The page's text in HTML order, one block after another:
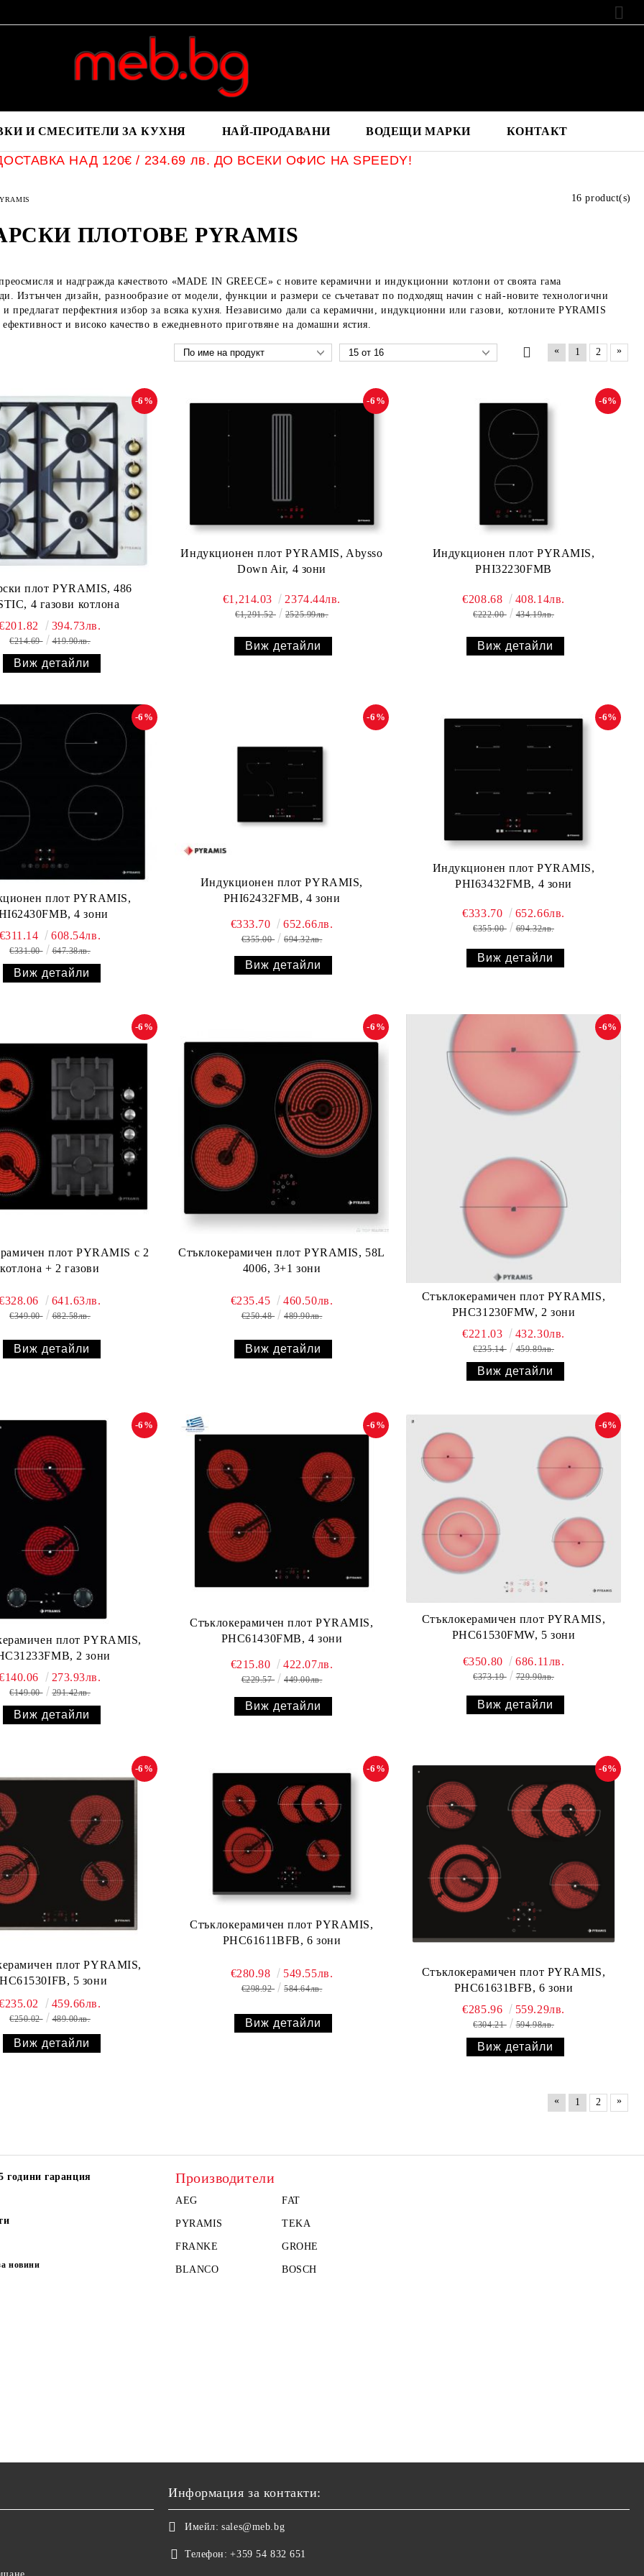
И СМЕСИТЕЛИ ЗА КУХНЯ НАЙ-ПРОДАВАНИ ВОДЕЩИ МАРКИ КОНТАКТ
НАД 120€ / 234.69 лв. ДО ВСЕКИ ОФИС НА SPEEDY!
ПЛОТОВЕ PYRAMIS
и надгражда качеството «MADE IN GREECE» с новите керамични и индукционни котлони от своята гама
Изтънчен дизайн, разнообразие от модели, функции и размери се съчетават по подходящ начин с най-новите технологични
и предлагат перфектния избор за всяка кухня. Независимо дали са керамични, индукционни или газови, котлоните PYRAMIS
ефективност и високо качество в ежедневното приготвяне на домашни ястия.
16 product(s)
« 1 2 »
плот PYRAMIS, 486
4 газови котлона
-6%
394.73лв.
€214.69 419.90лв.
Виж детайли
Индукционен плот PYRAMIS, Abysso
Down Air, 4 зони
-6%
€1,214.03 2374.44лв.
€1,291.52 2525.99лв.
Виж детайли
Индукционен плот PYRAMIS,
PHI32230FMB
-6%
€208.68 408.14лв.
€222.00 434.19лв.
Виж детайли
плот PYRAMIS,
4 зони
-6%
€311.14 608.54лв.
€331.00 647.38лв.
Виж детайли
Индукционен плот PYRAMIS,
PHI62432FMB, 4 зони
-6%
€333.70 652.66лв.
€355.00 694.32лв.
Виж детайли
Индукционен плот PYRAMIS,
PHI63432FMB, 4 зони
-6%
€333.70 652.66лв.
€355.00 694.32лв.
Виж детайли
плот PYRAMIS с 2
котлона + 2 газови
-6%
641.63лв.
€349.00 682.58лв.
Виж детайли
Стъклокерамичен плот PYRAMIS, 58L
4006, 3+1 зони
-6%
€235.45 460.50лв.
€250.48 489.90лв.
Виж детайли
Стъклокерамичен плот PYRAMIS,
PHC31230FMW, 2 зони
-6%
€221.03 432.30лв.
€235.14 459.89лв.
Виж детайли
плот PYRAMIS,
2 зони
-6%
273.93лв.
€149.00 291.42лв.
Виж детайли
Стъклокерамичен плот PYRAMIS,
PHC61430FMB, 4 зони
-6%
€215.80 422.07лв.
€229.57 449.00лв.
Виж детайли
Стъклокерамичен плот PYRAMIS,
PHC61530FMW, 5 зони
-6%
€350.80 686.11лв.
€373.19 729.90лв.
Виж детайли
плот PYRAMIS,
5 зони
-6%
459.66лв.
€250.02 489.00лв.
Виж детайли
Стъклокерамичен плот PYRAMIS,
PHC61611BFB, 6 зони
-6%
€280.98 549.55лв.
€298.92 584.64лв.
Виж детайли
Стъклокерамичен плот PYRAMIS,
PHC61631BFB, 6 зони
-6%
€285.96 559.29лв.
€304.21 594.98лв.
Виж детайли
« 1 2 »
години гаранция
новини
Производители
AEG FAT
PYRAMIS TEKA
FRANKE GROHE
BLANCO BOSCH
Информация за контакти:
Имейл: sales@meb.bg
Телефон: +359 54 832 651